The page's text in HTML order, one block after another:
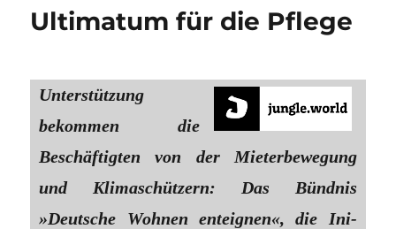
Ultimatum für die Pflege
Unterstützung
bekommen die
Beschäftigten von der Mieterbewegung
und Klimaschützern: Das Bündnis
»Deutsche Wohnen enteignen«, die Ini­